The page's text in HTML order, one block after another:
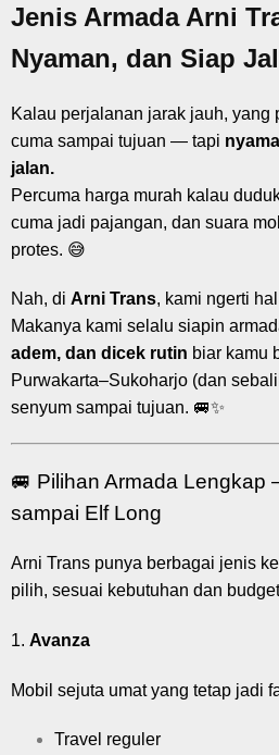
Jenis Armada Arni
Nyaman, dan Siap
Kalau perjalanan jarak jauh, yang
cuma sampai tujuan — tapi
jalan.
Percuma harga murah kalau
cuma jadi pajangan, dan suara
protes. 😅
Nah, di Arni Trans, kami ngerti
Makanya kami selalu siapin
adem, dan dicek rutin biar kamu
Purwakarta–Sukoharjo (dan
senyum sampai tujuan. 🚐✨
🚐 Pilihan Armada Lengkap
sampai Elf Long
Arni Trans punya berbagai jenis
pilih, sesuai kebutuhan dan
1. Avanza
Mobil sejuta umat yang tetap jadi
Travel reguler